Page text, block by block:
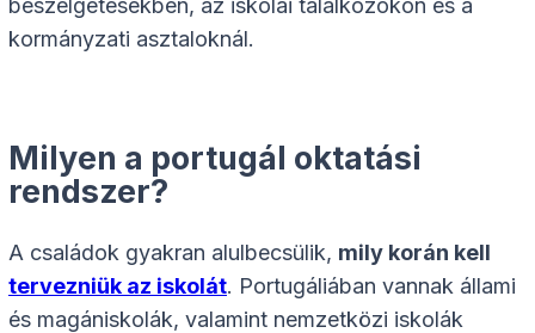
beszélgetésekben, az iskolai találkozókon és a
kormányzati asztaloknál.
Milyen a portugál oktatási
rendszer?
A családok gyakran alulbecsülik, mily korán kell
tervezniük az iskolát. Portugáliában vannak állami
és magániskolák, valamint nemzetközi iskolák